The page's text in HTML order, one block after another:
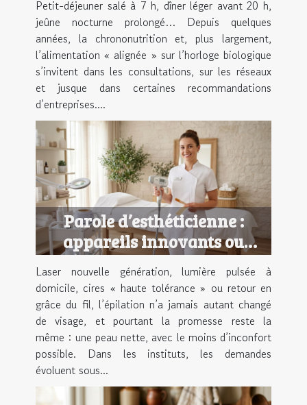
Petit-déjeuner salé à 7 h, dîner léger avant 20 h,
jeûne nocturne prolongé… Depuis quelques
années, la chrononutrition et, plus largement,
l’alimentation « alignée » sur l’horloge biologique
s’invitent dans les consultations, sur les réseaux
et jusque dans certaines recommandations
d’entreprises....
Parole d’esthéticienne :
appareils innovants ou
méthodes traditionnelles
pour l'épilation
Laser nouvelle génération, lumière pulsée à
domicile, cires « haute tolérance » ou retour en
grâce du fil, l’épilation n’a jamais autant changé
de visage, et pourtant la promesse reste la
même : une peau nette, avec le moins d’inconfort
possible. Dans les instituts, les demandes
évoluent sous...